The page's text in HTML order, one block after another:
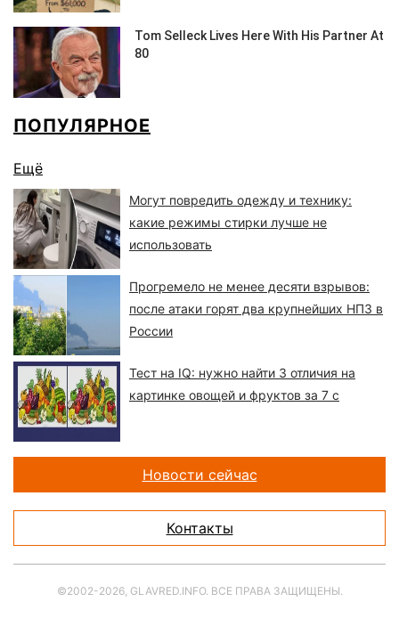
ПОПУЛЯРНОЕ
Ещё
Могут повредить одежду и технику:
какие режимы стирки лучше не
использовать
Прогремело не менее десяти взрывов:
после атаки горят два крупнейших НПЗ в
России
Тест на IQ: нужно найти 3 отличия на
картинке овощей и фруктов за 7 с
Новости сейчас
Контакты
©2002-2026, GLAVRED.INFO. ВСЕ ПРАВА ЗАЩИЩЕНЫ.